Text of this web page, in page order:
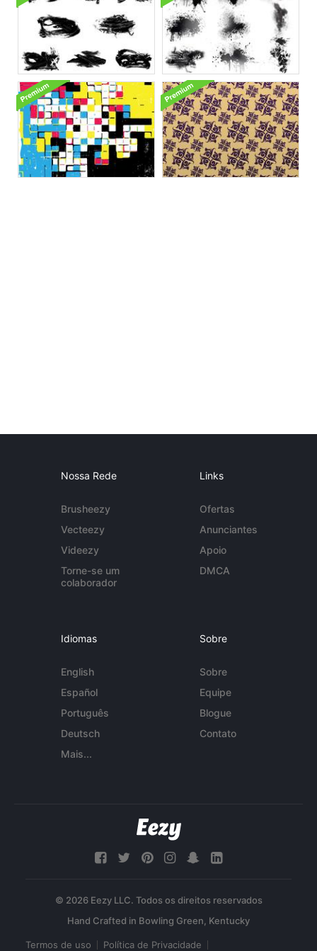
Nossa Rede
Brusheezy
Vecteezy
Videezy
Torne-se um
colaborador
Links
Ofertas
Anunciantes
Apoio
DMCA
Idiomas
English
Español
Português
Deutsch
Mais...
Sobre
Sobre
Equipe
Blogue
Contato
© 2026 Eezy LLC. Todos os direitos reservados
Termos de uso Política de Privacidade